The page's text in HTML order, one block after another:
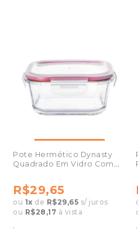
Pote Hermético Dynasty
Quadrado Em Vidro Com
R$29,65
ou 1x de R$29,65 s/ juros
ou R$28,17 à vista
.
.